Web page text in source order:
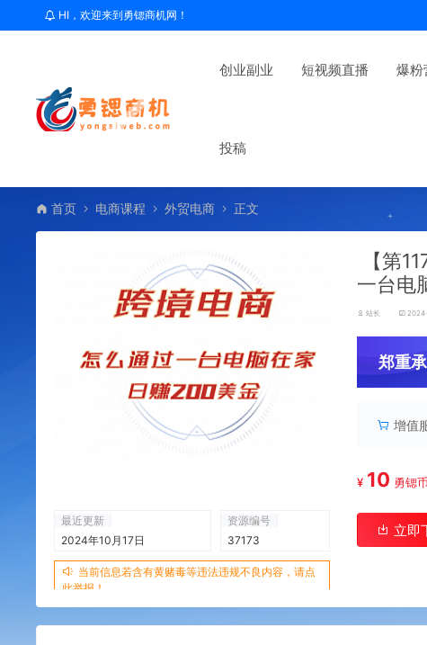
HI，欢迎来到勇锶商机网！
创业副业 短视频直播 爆粉
投稿
首页 电商课程 外贸电商 正文
最近更新
2024年10月17日
资源编号
37173
当前信息若含有黄赌毒等违法违规不良内容，请点
此举报！
【第
一台电
站长
郑重
增值
¥ 10 勇锶币
立即